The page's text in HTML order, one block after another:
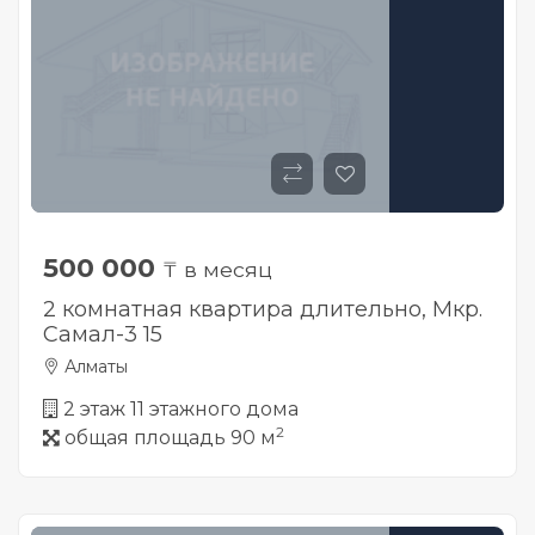
500 000 ₸ в месяц
2 комнатная квартира длительно, Мкр.
Самал-3 15
Алматы
2 этаж 11 этажного дома
общая площадь 90 м2